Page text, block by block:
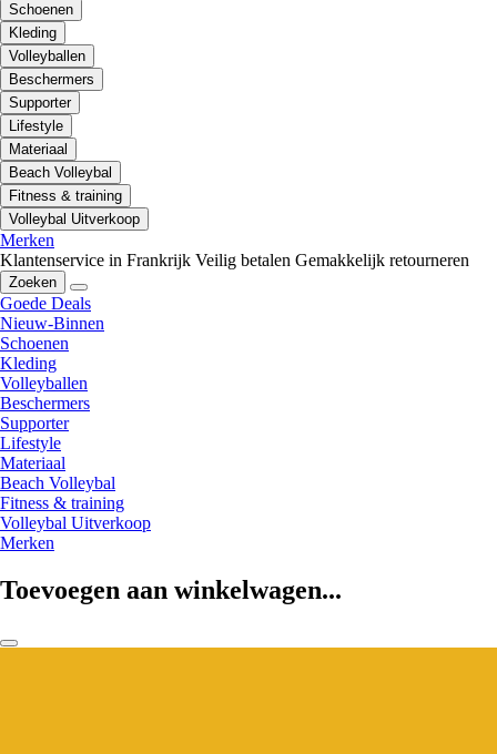
Schoenen
Kleding
Volleyballen
Beschermers
Supporter
Lifestyle
Materiaal
Beach Volleybal
Fitness & training
Volleybal Uitverkoop
Merken
Klantenservice in Frankrijk Veilig betalen Gemakkelijk retourneren
Zoeken
Goede Deals
Nieuw-Binnen
Schoenen
Kleding
Volleyballen
Beschermers
Supporter
Lifestyle
Materiaal
Beach Volleybal
Fitness & training
Volleybal Uitverkoop
Merken
Toevoegen aan winkelwagen...